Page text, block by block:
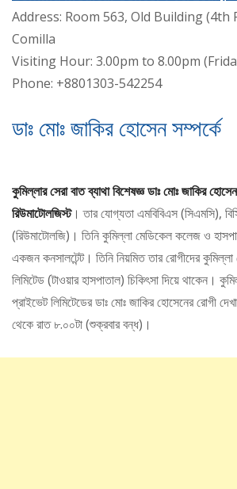
Address: Room 563, Old Building (4th
Comilla
Visiting Hour: 3.00pm to 8.00pm
Phone: +8801303-542254
ডাঃ মোঃ জাকির হোসেন সম্পর্কে
কুমিল্লার সেরা বাত ব্যাথা বিশেষজ্ঞ ডাঃ মোঃ জাকির
রিউমাটোলজিস্ট। তার যোগ্যতা এমবিবিএস (সিএমসি),
(রিউমাটোলজি)। তিনি কুমিল্লা মেডিকেল কলেজ ও
একজন কনসালটেন্ট। তিনি নিয়মিত তার রোগীদের কুমিল্লা
লিমিটেড (টাওয়ার হাসপাতাল) চিকিৎসা দিয়ে থাকেন।
প্রাইভেট লিমিটেডের ডাঃ মোঃ জাকির হোসেনের রোগী
থেকে রাত ৮.০০টা (শুক্রবার বন্ধ)।